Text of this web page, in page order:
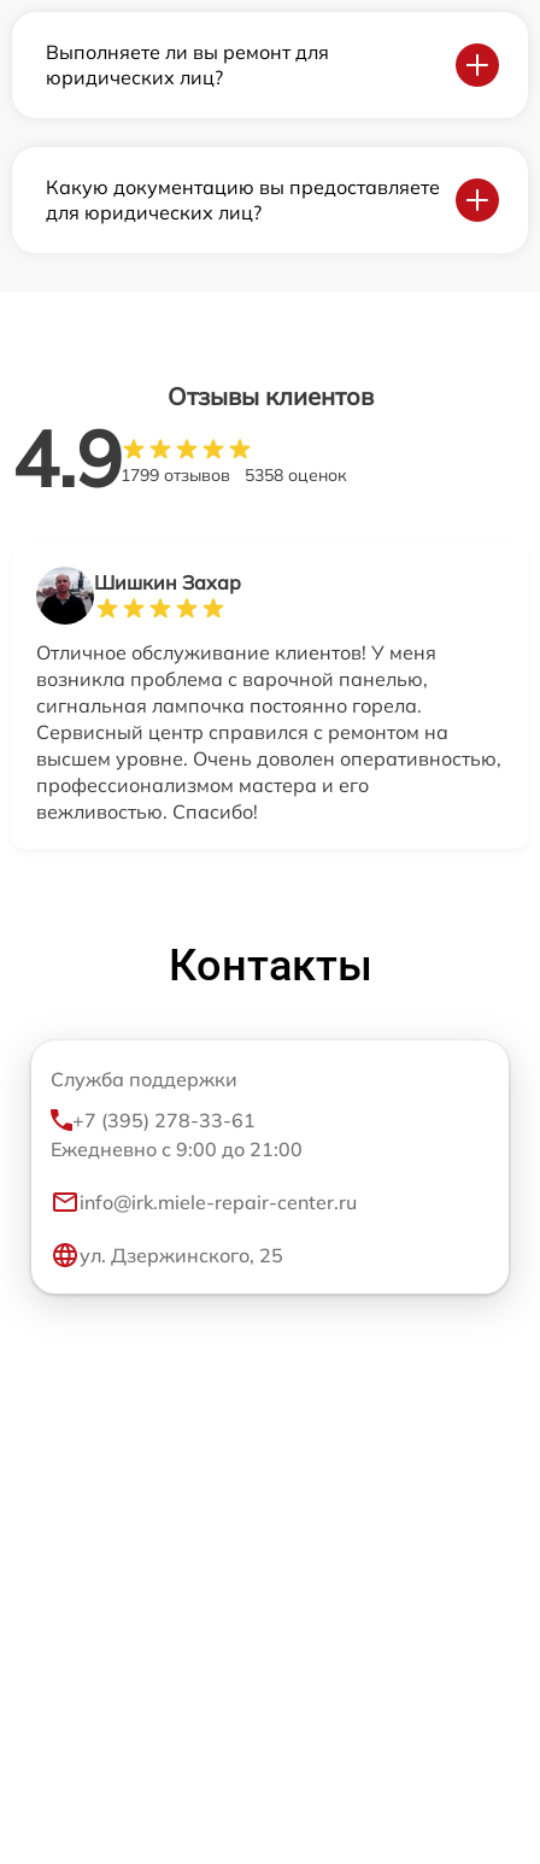
Выполняете ли вы ремонт для
юридических лиц?
Какую документацию вы предоставляете
для юридических лиц?
Отзывы клиентов
4.91799 отзывов 5358 оценок
Шишкин Захар
Отличное обслуживание клиентов! У меня
возникла проблема с варочной панелью,
сигнальная лампочка постоянно горела.
Сервисный центр справился с ремонтом на
высшем уровне. Очень доволен оперативностью,
профессионализмом мастера и его
вежливостью. Спасибо!
Контакты
Служба поддержки
+7 (395) 278-33-61
Ежедневно с 9:00 до 21:00
info@irk.miele-repair-center.ru
ул. Дзержинского, 25